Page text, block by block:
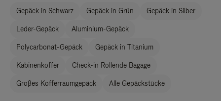
Gepäck in Schwarz Gepäck in Grün Gepäck in Silber
Leder-Gepäck Aluminium-Gepäck
Polycarbonat-Gepäck Gepäck in Titanium
Kabinenkoffer Check-in Rollende Bagage
Großes Kofferraumgepäck Alle Gepäckstücke